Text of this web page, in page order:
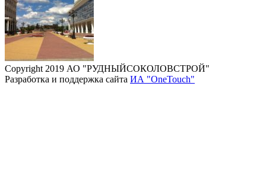
Copyright 2019 АО "РУДНЫЙСОКОЛОВСТРОЙ"
Разработка и поддержка сайта ИА "OneTouch"